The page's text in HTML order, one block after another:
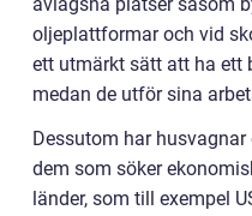
oljeplattformar och vid
ett utmärkt sätt att ha ett
medan de utför sina
Dessutom har
dem som söker
länder, som till exempel